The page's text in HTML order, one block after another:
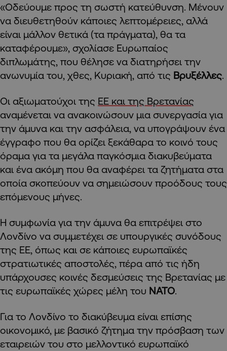
«Οδεύουμε προς τη σωστή κατεύθυνση. Μένουν
να διευθετηθούν κάποιες λεπτομέρειες, αλλά
είναι μάλλον θετικά (τα πράγματα), θα τα
καταφέρουμε», σχολίασε Ευρωπαίος
διπλωμάτης, που θέλησε να διατηρήσει την
ανωνυμία του, χθες, Κυριακή, από τις Βρυξέλλες.
Οι αξιωματούχοι της ΕΕ και της Βρετανίας
αναμένεται να ανακοινώσουν μια συνεργασία για
την άμυνα και την ασφάλεια, να υπογράψουν ένα
έγγραφο που θα ορίζει ξεκάθαρα το κοινό τους
όραμα για τα μεγάλα παγκόσμια διακυβεύματα
και ένα ακόμη που θα αναφέρει τα ζητήματα στα
οποία σκοπεύουν να σημειώσουν προόδους τους
επόμενους μήνες.
Η συμφωνία για την άμυνα θα επιτρέψει στο
Λονδίνο να συμμετέχει σε υπουργικές συνόδους
της ΕΕ, όπως και σε κάποιες ευρωπαϊκές
στρατιωτικές αποστολές, πέρα από τις ήδη
υπάρχουσες κοινές δεσμεύσεις της Βρετανίας με
τις ευρωπαϊκές χώρες μέλη του ΝΑΤΟ.
Για το Λονδίνο το διακύβευμα είναι επίσης
οικονομικό, με βασικό ζήτημα την πρόσβαση των
εταιρειών του στο μελλοντικό ευρωπαϊκό